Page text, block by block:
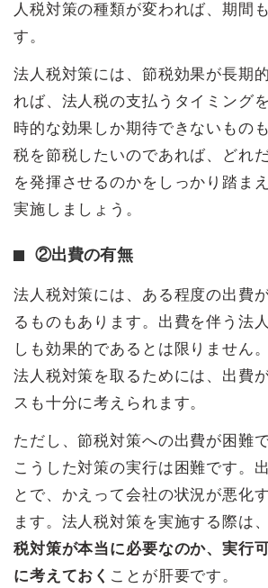
人税対策の種類が変われば、期間
す。
法人税対策には、節税効果が長期
れば、法人税の支払うタイミング
時的な効果しか期待できないもの
税を節税したいのであれば、どれ
を発揮させるのかをしっかり踏ま
実施しましょう。
②出費の有無
法人税対策には、ある程度の出費
るものもあります。出費を伴う法
しも効果的であるとは限りません
法人税対策を取るためには、出費
スも十分に考えられます。
ただし、節税対策への出費が困難
こうした対策の実行は困難です。
とで、かえって会社の状況が悪化
ます。法人税対策を実施する際は、
税対策が本当に必要なのか、実行
に考えておく ことが肝要です。